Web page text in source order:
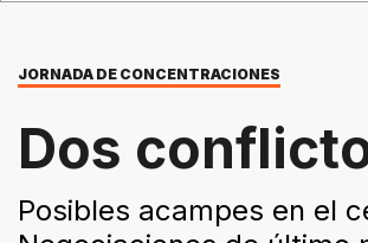
JORNADA DE CONCENTRACIONES
Dos
Posibles acampes en el